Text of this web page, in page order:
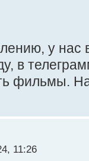
у нас
в
фильмы.
11:26